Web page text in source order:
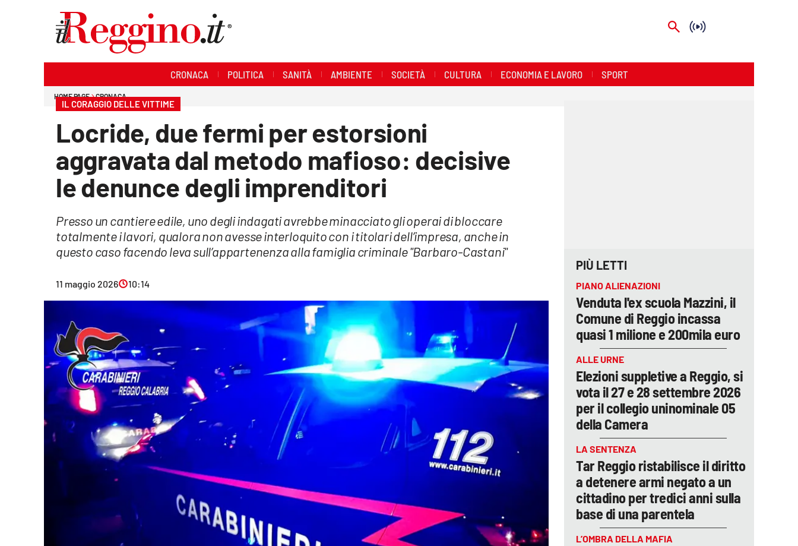
Economia e lavoro
Streaming
Lac Network
CRONACA POLITICA SANITÀ AMBIENTE SOCIETÀ CULTURA ECONOMIA E LAVORO SPORT
HOME PAGE CRONACA
IL CORAGGIO DELLE VITTIME
Locride, due fermi per estorsioni
aggravata dal metodo mafioso: decisive
le denunce degli imprenditori
Presso un cantiere edile, uno degli indagati avrebbe minacciato gli operai di bloccare
totalmente i lavori, qualora non avesse interloquito con i titolari dell’impresa, anche in
questo caso facendo leva sull’appartenenza alla famiglia criminale "Barbaro-Castani"
11 maggio 2026 10:14
PIÙ LETTI
PIANO ALIENAZIONI
Venduta l'ex scuola Mazzini, il
Comune di Reggio incassa
quasi 1 milione e 200mila euro
ALLE URNE
Elezioni suppletive a Reggio, si
vota il 27 e 28 settembre 2026
per il collegio uninominale 05
della Camera
LA SENTENZA
Tar Reggio ristabilisce il diritto
a detenere armi negato a un
cittadino per tredici anni sulla
base di una parentela
L’OMBRA DELLA MAFIA